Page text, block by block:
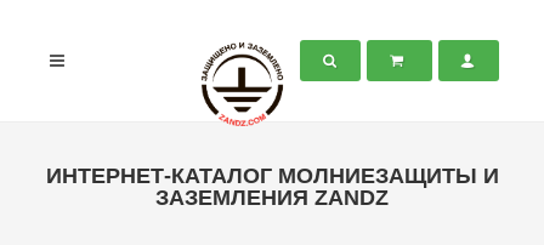
ИНТЕРНЕТ-КАТАЛОГ МОЛНИЕЗАЩИТЫ И
ЗАЗЕМЛЕНИЯ ZANDZ